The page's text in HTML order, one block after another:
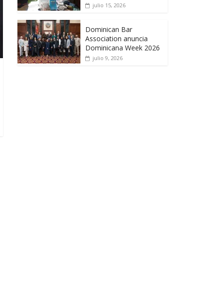
julio 15, 2026
Dominican Bar
Association anuncia
Dominicana Week 2026
julio 9, 2026